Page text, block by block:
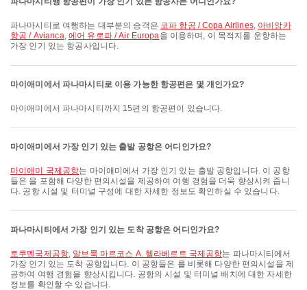
파나마시티로 여행하는 대부분의 승객은 코파 항공 / Copa Airlines, 아비앙카
항공 / Avianca, 에어 유로파 / Air Europa을 이용하며, 이 목적지를 운항하는
가장 인기 있는 항공사입니다.
마이애미에서 파나마시티로 이용 가능한 항공편은 몇 개인가요?
마이애미에서 파나마시티까지 15편의 항공편이 있습니다.
마이애미에서 가장 인기 있는 출발 공항은 어디인가요?
마이애미 국제공항는 마이애미에서 가장 인기 있는 출발 공항입니다. 이 공항
들은 을 포함해 다양한 편의시설을 제공하여 여행 경험을 더욱 향상시켜 줍니
다. 공항 시설 및 터미널 구성에 대한 자세한 정보도 확인하실 수 있습니다.
파나마시티에서 가장 인기 있는 도착 공항은 어디인가요?
토쿠멘국제공항, 알브룩 마르코스 A. 헬라베르트 국제공항는 파나마시티에서
가장 인기 있는 도착 공항입니다. 이 공항들은 를 비롯해 다양한 편의시설을 제
공하여 여행 경험을 향상시킵니다. 공항의 시설 및 터미널 배치에 대한 자세한
정보를 확인할 수 있습니다.